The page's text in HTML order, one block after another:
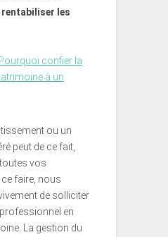
les
Pourquoi confier la
à un
ou un
peut de ce fait,
vos
faire, nous
de solliciter
professionnel en
La gestion du